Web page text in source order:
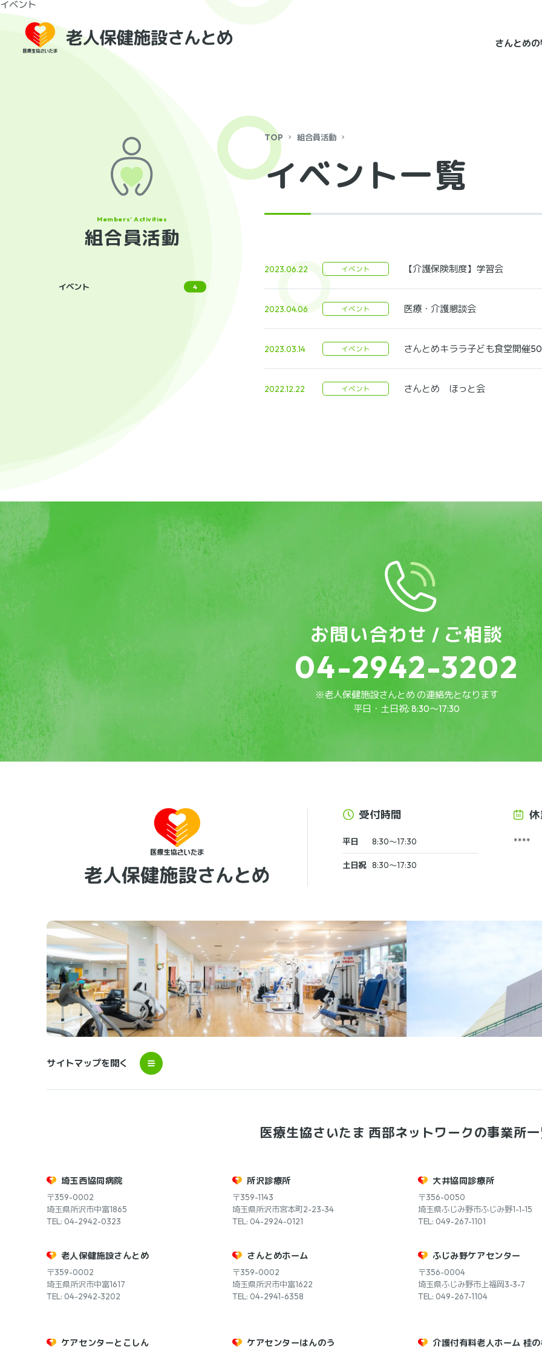
イベント
さんとめ
TOP 組合員活動
イベント一覧
2023.06.22 イベント 【介護保険制度】学習会
2023.04.06 イベント 医療・介護懇談会
2023.03.14 イベント さんとめキララ子ども食堂開催
2022.12.22 イベント さんとめ ほっと会
組合員活動
イベント 4
お問い合わせ / ご相談
04-2942-3202
※老人保健施設さんとめ の連絡先となります
平日・土日祝: 8:30～17:30
受付時間
平日 8:30～17:30
土日祝 8:30～17:30
****
サイトマップを開く
医療生協さいたま 西部ネットワークの事業所
埼玉西協同病院
〒359-0002
埼玉県所沢市中富1865
TEL: 04-2942-0323
所沢診療所
〒359-1143
埼玉県所沢市宮本町2-23-34
TEL: 04-2924-0121
大井協同診療所
〒356-0050
埼玉県ふじみ野市ふじみ野1-1-15
TEL: 049-267-1101
老人保健施設さんとめ
〒359-0002
埼玉県所沢市中富1617
TEL: 04-2942-3202
さんとめホーム
〒359-0002
埼玉県所沢市中富1622
TEL: 04-2941-6358
ふじみ野ケアセンター
〒356-0004
埼玉県ふじみ野市上福岡3-3-7
TEL: 049-267-1104
ケアセンターとこしん ケアセンターはんのう 介護付有料老人ホーム 桂